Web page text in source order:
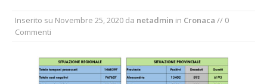
La Regione stanzia oltre 38mila euro per il
Il Piemonte ha avviato la richiesta di calamità
naturale per la siccità estrema e gli incendi
Inserito su Novembre 25, 2020 da netadmin in Cronaca // 0
Commenti